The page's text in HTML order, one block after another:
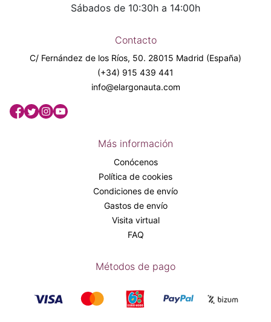
Sábados de 10:30h a 14:00h
Contacto
C/ Fernández de los Ríos, 50. 28015 Madrid (España)
(+34) 915 439 441
info@elargonauta.com
Más información
Conócenos
Política de cookies
Condiciones de envío
Gastos de envío
Visita virtual
FAQ
Métodos de pago